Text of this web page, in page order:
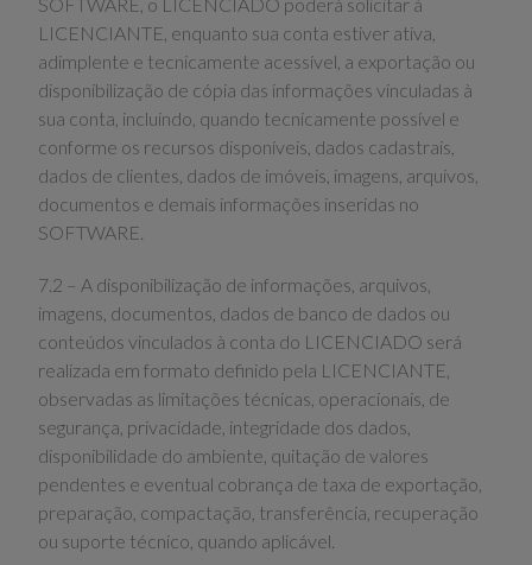
LICENCIANTE, enquanto sua conta estiver ativa,
adimplente e tecnicamente acessível, a exportação ou
disponibilização de cópia das informações vinculadas à
sua conta, incluindo, quando tecnicamente possível e
conforme os recursos disponíveis, dados cadastrais,
dados de clientes, dados de imóveis, imagens, arquivos,
documentos e demais informações inseridas no
SOFTWARE.
7.2 – A disponibilização de informações, arquivos,
imagens, documentos, dados de banco de dados ou
conteúdos vinculados à conta do LICENCIADO será
realizada em formato definido pela LICENCIANTE,
observadas as limitações técnicas, operacionais, de
segurança, privacidade, integridade dos dados,
disponibilidade do ambiente, quitação de valores
pendentes e eventual cobrança de taxa de exportação,
preparação, compactação, transferência, recuperação
ou suporte técnico, quando aplicável.